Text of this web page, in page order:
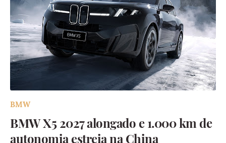
BMW
BMW X5 2027 alongado e 1.000 km de
autonomia estreia na China